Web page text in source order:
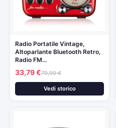
Radio Portatile Vintage,
Altoparlante Bluetooth Retro,
Radio FM…
33,79 €79,99 €
Vedi storico